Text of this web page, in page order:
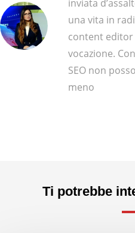
inviata
una vita in
content
vocazione.
SEO non
meno
Ti potrebbe